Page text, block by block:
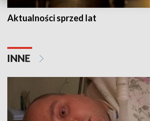
Aktualności sprzed lat
INNE